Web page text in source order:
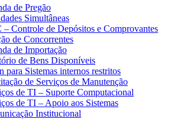
de Pregão
Simultâneas
– Controle de Depósitos e Comprovantes
de Concorrentes
de Importação
de Bens Disponíveis
para Sistemas internos restritos
de Serviços de Manutenção
de TI – Suporte Computacional
de TI – Apoio aos Sistemas
Institucional